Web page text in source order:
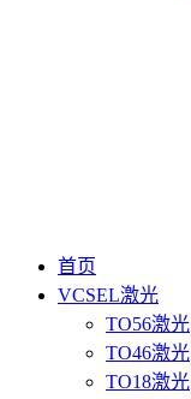
首页
VCSEL激光
TO56激光
TO46激光
TO18激光